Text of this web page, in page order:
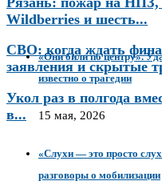
Wildberries и шесть...
СВО: когда ждать
заявления и скрытые
Укол раз в полгода
в...
«Они били по центру».
известно о трагедии
15 мая, 2026
«Слухи — это просто
разговоры о мобилизации